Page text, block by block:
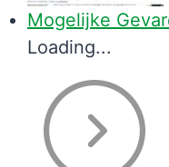
Mogelijke
Loading...